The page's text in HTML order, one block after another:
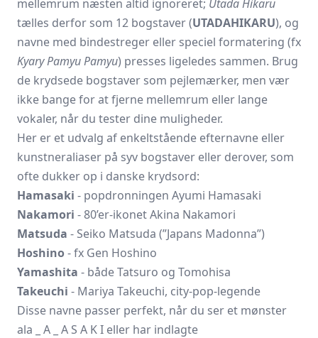
mellemrum næsten altid ignoreret; Utada Hikaru
tælles derfor som 12 bogstaver (UTADAHIKARU), og
navne med bindestreger eller speciel formatering (fx
Kyary Pamyu Pamyu) presses ligeledes sammen. Brug
de krydsede bogstaver som pejlemærker, men vær
ikke bange for at fjerne mellemrum eller lange
vokaler, når du tester dine muligheder.
Her er et udvalg af enkeltstående efternavne eller
kunstneraliaser på syv bogstaver eller derover, som
ofte dukker op i danske krydsord:
Hamasaki - popdronningen Ayumi Hamasaki
Nakamori - 80’er-ikonet Akina Nakamori
Matsuda - Seiko Matsuda (”Japans Madonna”)
Hoshino- fx Gen Hoshino
Yamashita - både Tatsuro og Tomohisa
Takeuchi - Mariya Takeuchi, city-pop-legende
Disse navne passer perfekt, når du ser et mønster
ala _ A _ A S A K I eller har indlagte